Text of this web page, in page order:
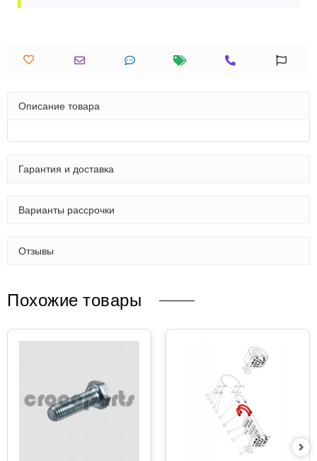
Описание товара
Гарантия и доставка
Варианты рассрочки
Отзывы
Похожие товары